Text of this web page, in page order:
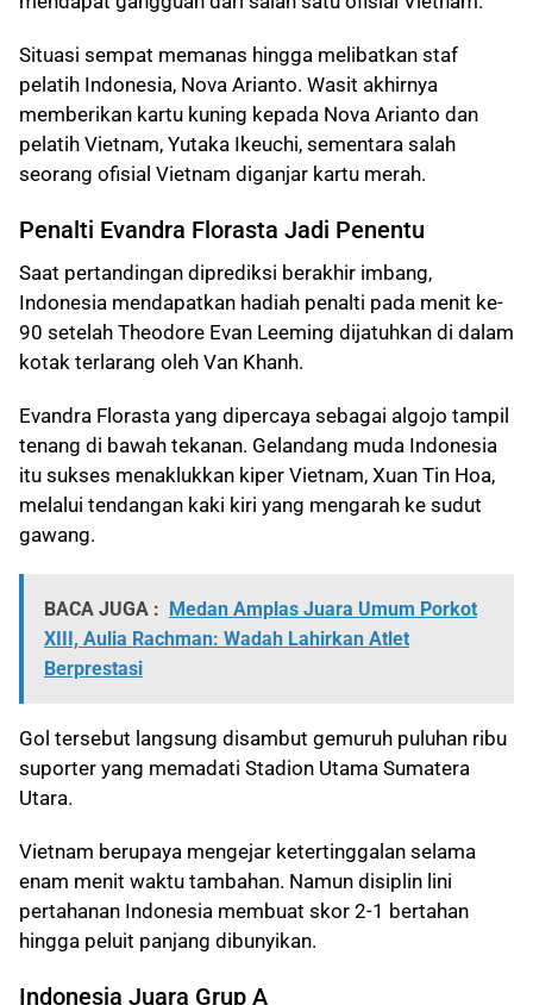
Situasi sempat memanas hingga melibatkan staf
pelatih Indonesia, Nova Arianto. Wasit akhirnya
memberikan kartu kuning kepada Nova Arianto dan
pelatih Vietnam, Yutaka Ikeuchi, sementara salah
seorang ofisial Vietnam diganjar kartu merah.
Penalti Evandra Florasta Jadi Penentu
Saat pertandingan diprediksi berakhir imbang,
Indonesia mendapatkan hadiah penalti pada menit ke-
90 setelah Theodore Evan Leeming dijatuhkan di dalam
kotak terlarang oleh Van Khanh.
Evandra Florasta yang dipercaya sebagai algojo tampil
tenang di bawah tekanan. Gelandang muda Indonesia
itu sukses menaklukkan kiper Vietnam, Xuan Tin Hoa,
melalui tendangan kaki kiri yang mengarah ke sudut
gawang.
BACA JUGA : Medan Amplas Juara Umum Porkot
XIII, Aulia Rachman: Wadah Lahirkan Atlet
Berprestasi
Gol tersebut langsung disambut gemuruh puluhan ribu
suporter yang memadati Stadion Utama Sumatera
Utara.
Vietnam berupaya mengejar ketertinggalan selama
enam menit waktu tambahan. Namun disiplin lini
pertahanan Indonesia membuat skor 2-1 bertahan
hingga peluit panjang dibunyikan.
Indonesia Juara Grup A